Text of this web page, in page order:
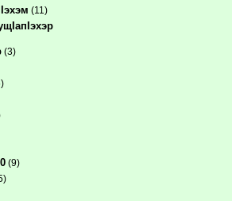
(11)
(3)
(9)